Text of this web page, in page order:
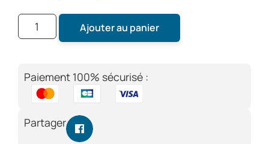
Ajouter au panier
Paiement 100% sécurisé :
Partager